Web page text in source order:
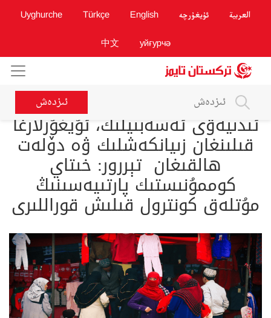
العربية ئۇيغۇرچە English
Türkçe
Uyghurche
уйғурчә
中文
ئىزدەش
ئىدىيەۋى ئەسەبىيلىك، ئۇيغۇرلارغا
قىلىنغان زىيانكەشلىك ۋە دۆلەت
ھالقىغان تېررور: خىتاي
كوممۇنىستىك پارتىيەسىنىڭ
مۇتلەق كونترول قىلىش قوراللىرى